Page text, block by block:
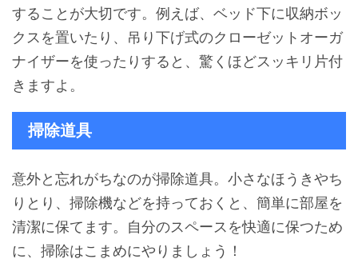
することが大切です。例えば、ベッド下に収納ボッ
クスを置いたり、吊り下げ式のクローゼットオーガ
ナイザーを使ったりすると、驚くほどスッキリ片付
きますよ。
掃除道具
意外と忘れがちなのが掃除道具。小さなほうきやち
りとり、掃除機などを持っておくと、簡単に部屋を
清潔に保てます。自分のスペースを快適に保つため
に、掃除はこまめにやりましょう！